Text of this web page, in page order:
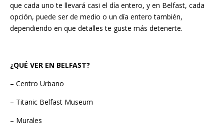
que cada uno te llevará casi el día entero, y en Belfast, cada
opción, puede ser de medio o un día entero también,
dependiendo en que detalles te guste más detenerte.
¿QUÉ VER EN BELFAST?
– Centro Urbano
– Titanic Belfast Museum
– Murales